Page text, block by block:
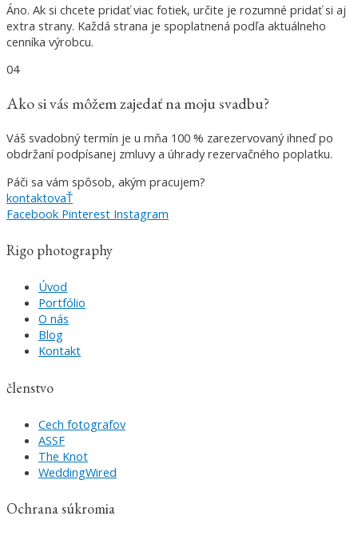
Áno. Ak si chcete pridať viac fotiek, určite je rozumné pridať si aj
extra strany. Každá strana je spoplatnená podľa aktuálneho
cenníka výrobcu.
04
Ako si vás môžem zajedať na moju svadbu?
Váš svadobný termín je u mňa 100 % zarezervovaný ihneď po
obdržaní podpísanej zmluvy a úhrady rezervačného poplatku.
Páči sa vám spôsob, akým pracujem?
kontaktovaŤ
Facebook Pinterest Instagram
Rigo photography
Úvod
Portfólio
O nás
Blog
Kontakt
členstvo
Cech fotografov
ASSF
The Knot
WeddingWired
Ochrana súkromia